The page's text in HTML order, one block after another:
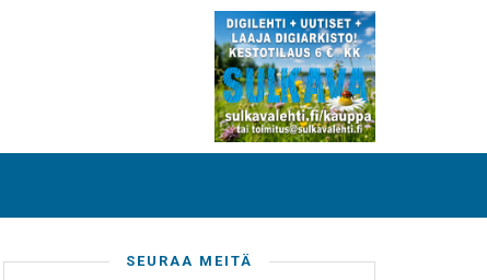
SEURAA MEITÄ